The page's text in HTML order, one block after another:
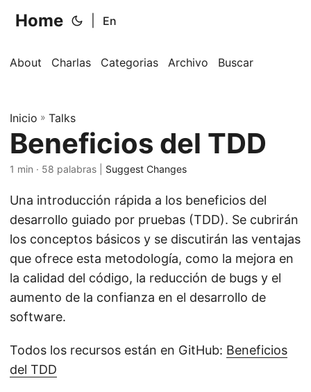
Home En
About Charlas Categorias Archivo Buscar
Inicio » Talks
Beneficios del TDD
1 min · 58 palabras | Suggest Changes
Una introducción rápida a los beneficios del
desarrollo guiado por pruebas (TDD). Se cubrirán
los conceptos básicos y se discutirán las ventajas
que ofrece esta metodología, como la mejora en
la calidad del código, la reducción de bugs y el
aumento de la confianza en el desarrollo de
software.
Todos los recursos están en GitHub: Beneficios
del TDD